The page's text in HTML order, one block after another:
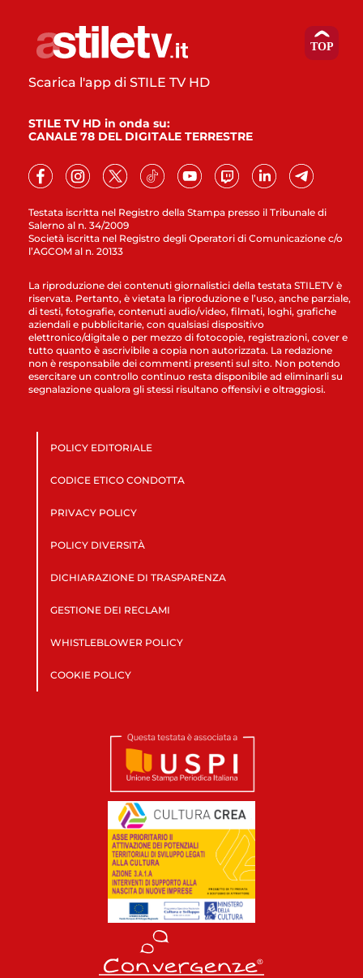
Testata iscritta nel Registro della Stampa presso il Tribunale di
Salerno al n. 34/2009
Società iscritta nel Registro degli Operatori di Comunicazione c/o
l’AGCOM al n. 20133
Scarica l'app di STILE TV HD
STILE TV HD in onda su:
CANALE 78 DEL DIGITALE TERRESTRE
La riproduzione dei contenuti giornalistici della testata STILETV è
riservata. Pertanto, è vietata la riproduzione e l’uso, anche parziale,
di testi, fotografie, contenuti audio/video, filmati, loghi, grafiche
aziendali e pubblicitarie, con qualsiasi dispositivo
elettronico/digitale o per mezzo di fotocopie, registrazioni, cover e
tutto quanto è ascrivibile a copia non autorizzata. La redazione
non è responsabile dei commenti presenti sul sito. Non potendo
esercitare un controllo continuo resta disponibile ad eliminarli su
segnalazione qualora gli stessi risultano offensivi e oltraggiosi.
POLICY EDITORIALE
CODICE ETICO CONDOTTA
PRIVACY POLICY
POLICY DIVERSITÀ
DICHIARAZIONE DI TRASPARENZA
GESTIONE DEI RECLAMI
WHISTLEBLOWER POLICY
COOKIE POLICY